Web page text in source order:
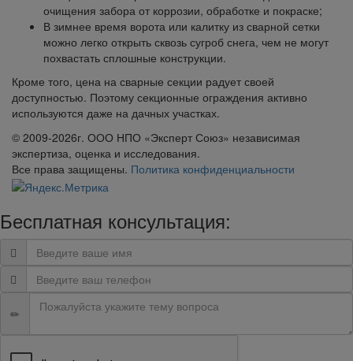
очищения забора от коррозии, обработке и покраске;
В зимнее время ворота или калитку из сварной сетки
можно легко открыть сквозь сугроб снега, чем не могут
похвастать сплошные конструкции.
Кроме того, цена на сварные секции радует своей
доступностью. Поэтому секционные ограждения активно
используются даже на дачных участках.
© 2009-2026г. ООО НПО «Эксперт Союз» независимая
экспертиза, оценка и исследования.
Все права защищены. Политика конфиденциальности
Бесплатная консультация: